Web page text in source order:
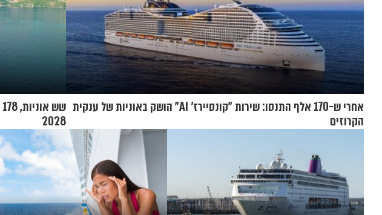
אחרי ש-170 אלף התנסו: שירות "קונסיירז' AI" הושק באוניות של ענקית
הקרוזים
2028